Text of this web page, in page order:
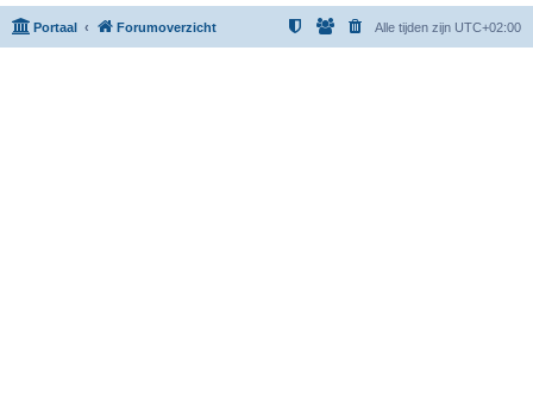
Portaal Forumoverzicht Alle tijden zijn UTC+02:00